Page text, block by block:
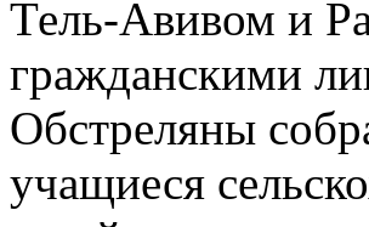
Тель-Авивом и
гражданскими
Обстреляны
учащиеся